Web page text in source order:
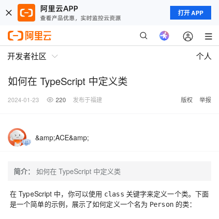
打开 APP
开发者社区 个人
如何在 TypeScript 中定义类
2024-01-23 220 发布于福建 版权 举报
&amp;ACE&amp;
简介： 如何在 TypeScript 中定义类
在 TypeScript 中，你可以使用 class 关键字来定义一个类。下面
是一个简单的示例，展示了如何定义一个名为 Person的类：